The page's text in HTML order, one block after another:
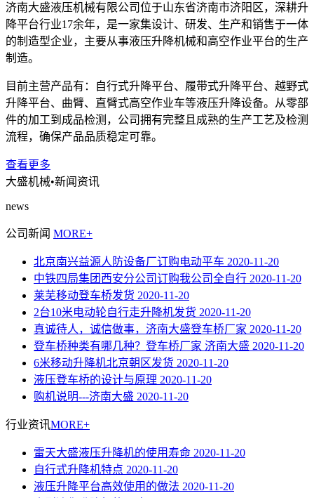
济南大盛液压机械有限公司位于山东省济南市济阳区，深耕升
降平台行业17余年，是一家集设计、研发、生产和销售于一体
的制造型企业，主要从事液压升降机械和高空作业平台的生产
制造。
目前主营产品有：自行式升降平台、履带式升降平台、越野式
升降平台、曲臂、直臂式高空作业车等液压升降设备。从零部
件的加工到成品检测，公司拥有完整且成熟的生产工艺及检测
流程，确保产品品质稳定可靠。
查看更多
大盛机械•新闻资讯
news
公司新闻 MORE+
北京南兴益源人防设备厂订购电动平车 2020-11-20
中铁四局集团西安分公司订购我公司全自行 2020-11-20
莱芜移动登车桥发货 2020-11-20
2台10米电动轮自行走升降机发货 2020-11-20
真诚待人，诚信做事，济南大盛登车桥厂家 2020-11-20
登车桥种类有哪几种？登车桥厂家 济南大盛 2020-11-20
6米移动升降机北京朝区发货 2020-11-20
液压登车桥的设计与原理 2020-11-20
购机说明---济南大盛 2020-11-20
行业资讯MORE+
雷天大盛液压升降机的使用寿命 2020-11-20
自行式升降机特点 2020-11-20
液压升降平台高效使用的做法 2020-11-20